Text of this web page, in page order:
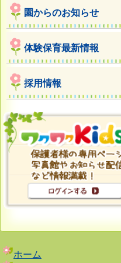
園からのお知らせ
体験保育最新情報
採用情報
ホーム